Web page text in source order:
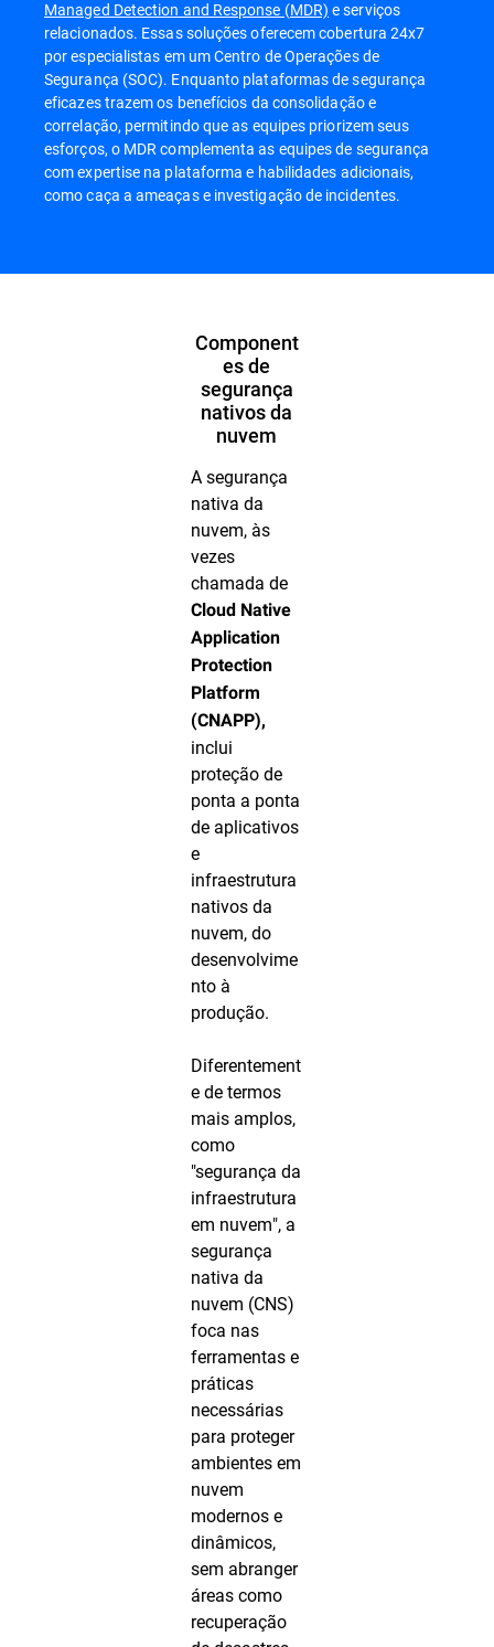
Managed Detection and Response (MDR) e serviços
relacionados. Essas soluções oferecem cobertura 24x7
por especialistas em um Centro de Operações de
Segurança (SOC). Enquanto plataformas de segurança
eficazes trazem os benefícios da consolidação e
correlação, permitindo que as equipes priorizem seus
esforços, o MDR complementa as equipes de segurança
com expertise na plataforma e habilidades adicionais,
como caça a ameaças e investigação de incidentes.
Component
es de
segurança
nativos da
nuvem
A segurança
nativa da
nuvem, às
vezes
chamada de
Cloud Native
Application
Protection
Platform
(CNAPP),
inclui
proteção de
ponta a ponta
de aplicativos
e
infraestrutura
nativos da
nuvem, do
desenvolvime
nto à
produção.
Diferentement
e de termos
mais amplos,
como
"segurança da
infraestrutura
em nuvem", a
segurança
nativa da
nuvem (CNS)
foca nas
ferramentas e
práticas
necessárias
para proteger
ambientes em
nuvem
modernos e
dinâmicos,
sem abranger
áreas como
recuperação